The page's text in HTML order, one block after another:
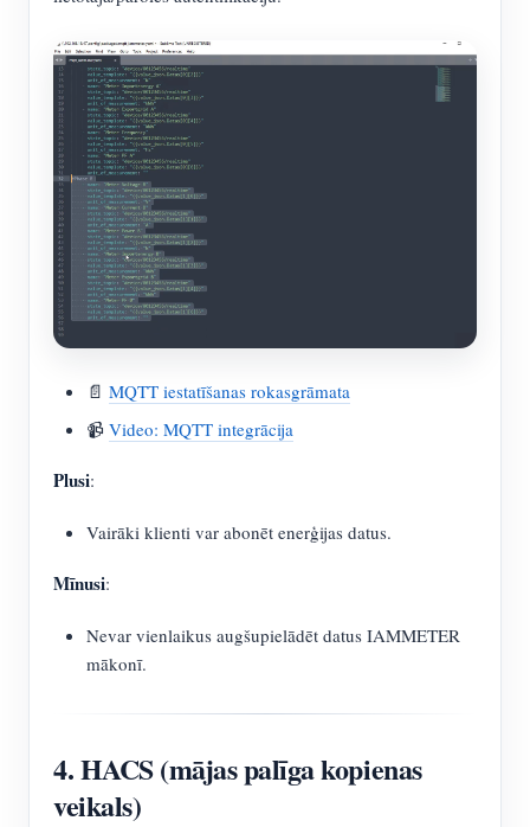
📄 MQTT iestatīšanas rokasgrāmata
📹 Video: MQTT integrācija
Plusi:
Vairāki klienti var abonēt enerģijas datus.
Mīnusi:
Nevar vienlaikus augšupielādēt datus IAMMETER
mākonī.
4. HACS (mājas palīga kopienas
veikals)